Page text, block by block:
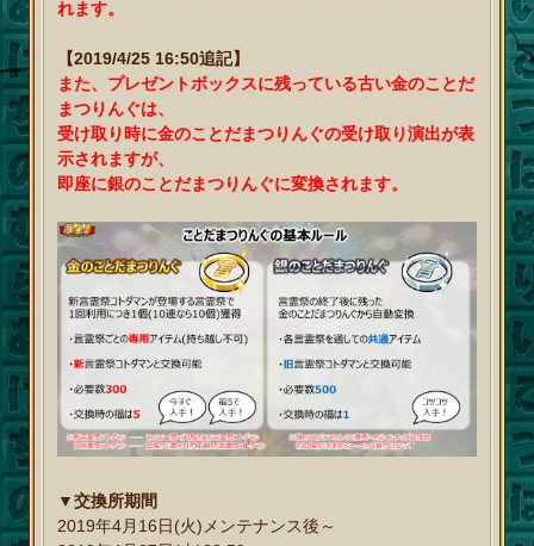
れます。
【2019/4/25 16:50追記】
また、プレゼントボックスに残っている古い金のことだ
まつりんぐは、
受け取り時に金のことだまつりんぐの受け取り演出が表
示されますが、
即座に銀のことだまつりんぐに変換されます。
▼交換所期間
2019年4月16日(火)メンテナンス後～